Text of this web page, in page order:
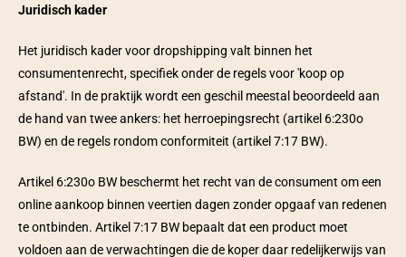
Juridisch kader
Het juridisch kader voor dropshipping valt binnen het
consumentenrecht, specifiek onder de regels voor 'koop op
afstand'. In de praktijk wordt een geschil meestal beoordeeld aan
de hand van twee ankers: het herroepingsrecht (artikel 6:230o
BW) en de regels rondom conformiteit (artikel 7:17 BW).
Artikel 6:230o BW beschermt het recht van de consument om een
online aankoop binnen veertien dagen zonder opgaaf van redenen
te ontbinden. Artikel 7:17 BW bepaalt dat een product moet
voldoen aan de verwachtingen die de koper daar redelijkerwijs van